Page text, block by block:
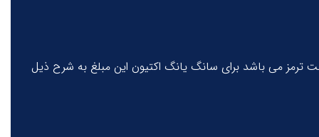
ترمز می باشد برای سانگ یانگ اکتیون این مبلغ به شرح ذیل